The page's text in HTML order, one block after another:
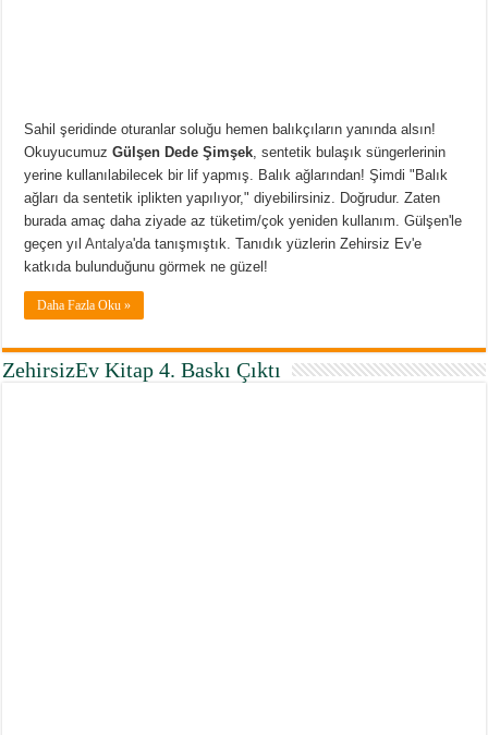
Sahil şeridinde oturanlar soluğu hemen balıkçıların yanında alsın!
OkuyucumuzGülşen Dede Şimşek , sentetik bulaşık süngerlerinin
yerine kullanılabilecek bir lif yapmış. Balık ağlarından! Şimdi "Balık
ağları da sentetik iplikten yapılıyor," diyebilirsiniz. Doğrudur. Zaten
burada amaç daha ziyade az tüketim/çok yeniden kullanım. Gülşen'le
geçen yılAntalya'da tanışmıştık. Tanıdık yüzlerin Zehirsiz Ev'e
katkıda bulunduğunu görmek ne güzel!
Daha Fazla Oku »
ZehirsizEv Kitap 4. Baskı Çıktı